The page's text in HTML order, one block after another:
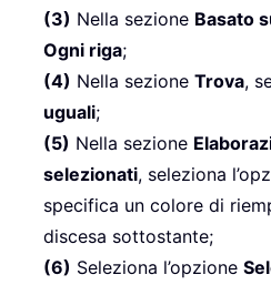
(3) Nella sezione Basato
Ogni riga;
(4) Nella sezione Trova,
uguali;
(5) Nella sezione
selezionati, seleziona
specifica un colore di
discesa sottostante;
(6) Seleziona l’opzione